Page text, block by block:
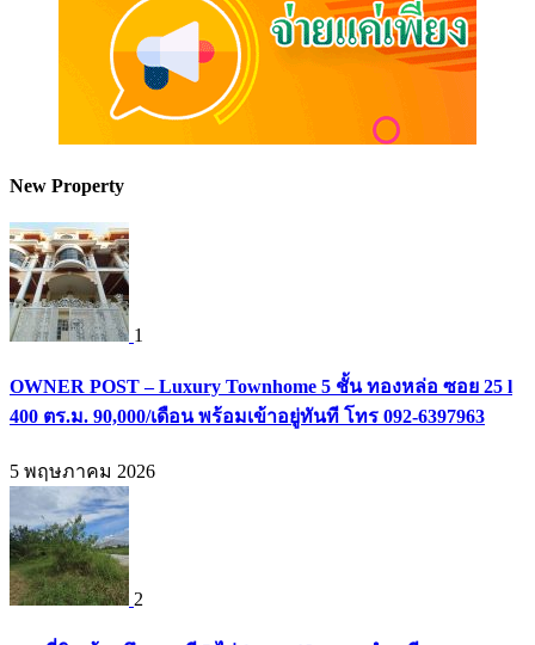
New Property
1
OWNER POST – Luxury Townhome 5 ชั้น ทองหล่อ ซอย 25 l
400 ตร.ม. 90,000/เดือน พร้อมเข้าอยู่ทันที โทร 092-6397963
5 พฤษภาคม 2026
2